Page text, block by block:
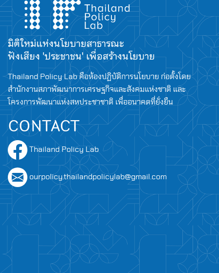
มิติใหม่แห่งนโยบายสาธารณะ
ฟังเสียง 'ประชาชน' เพื่อสร้างนโยบาย
Thailand Policy Lab คือห้องปฏิบัติการนโยบาย ก่อตั้งโดย
สำนักงานสภาพัฒนาการเศรษฐกิจและสังคมแห่งชาติ และ
โครงการพัฒนาแห่งสหประชาชาติ เพื่ออนาคตที่ยั่งยืน
CONTACT
Thailand Policy Lab
ourpolicy.thailandpolicylab@gmail.com